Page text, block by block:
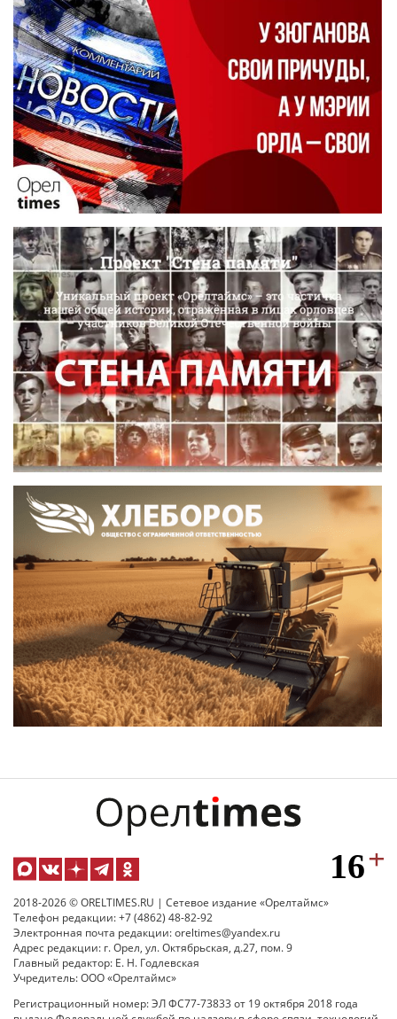
2018-2026 © ORELTIMES.RU | Сетевое издание «Орелтаймс»
Телефон редакции: +7 (4862) 48-82-92
Электронная почта редакции: oreltimes@yandex.ru
Адрес редакции: г. Орел, ул. Октябрьская, д.27, пом. 9
Главный редактор: Е. Н. Годлевская
Учредитель: ООО «Орелтаймс»
Регистрационный номер: ЭЛ ФС77-73833 от 19 октября 2018 года